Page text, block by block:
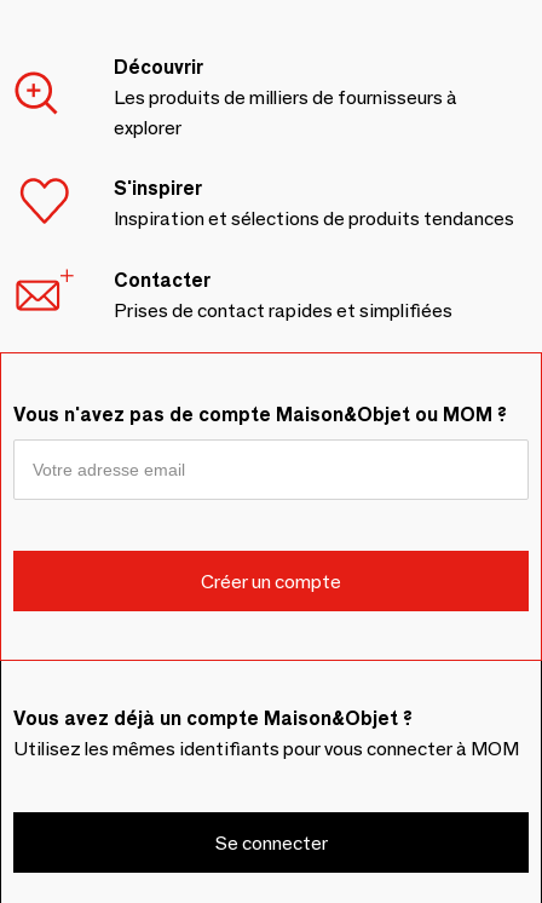
Découvrir
Les produits de milliers de fournisseurs à
explorer
S'inspirer
Inspiration et sélections de produits tendances
Contacter
Prises de contact rapides et simplifiées
Vous n'avez pas de compte Maison&Objet ou MOM ?
Vous avez déjà un compte Maison&Objet ?
Utilisez les mêmes identifiants pour vous connecter à MOM
Se connecter